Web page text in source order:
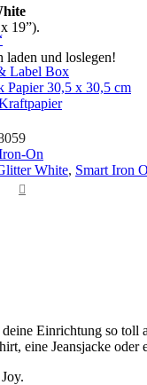
Label Box
Papier 30,5 x 30,5 cm
19”).
laden und loslegen!
On
White, Smart Iron
Einrichtung so toll
eine Jeansjacke